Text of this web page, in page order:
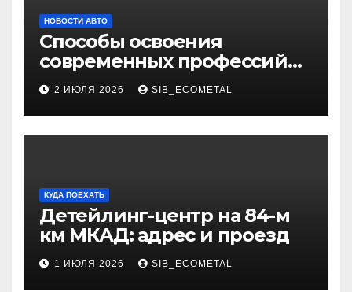
НОВОСТИ АВТО
Способы освоения
современных профессий
через онлайн-курсы
2 ИЮЛЯ 2026 SIB_ECOMETAL
КУДА ПОЕХАТЬ
Детейлинг-центр на 84-м
км МКАД: адрес и проезд
1 ИЮЛЯ 2026 SIB_ECOMETAL